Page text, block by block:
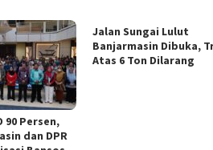
90 Persen,
dan DPR
Jalan Sungai Lulut
Banjarmasin Dibuka,
Atas 6 Ton Dilarang